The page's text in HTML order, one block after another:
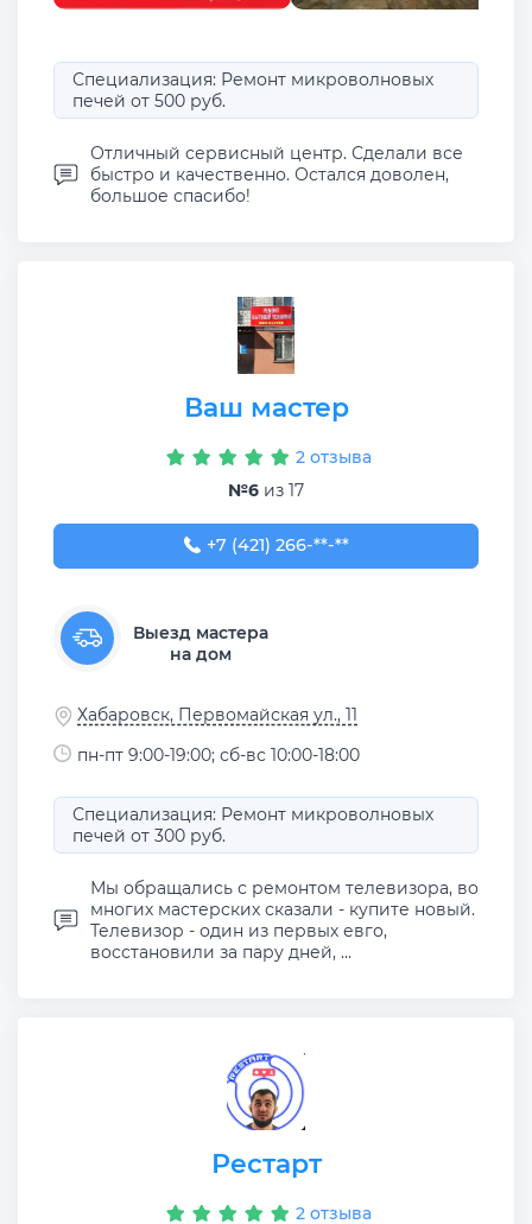
Специализация: Ремонт микроволновых
печей от 500 руб.
Отличный сервисный центр. Сделали все
быстро и качественно. Остался доволен,
большое спасибо!
Ваш мастер
2 отзыва
№6 из 17
+7 (421) 266-42-55
+7 (421) 266-**-**
Выезд мастера
на дом
Хабаровск, Первомайская ул., 11
пн-пт 9:00-19:00; сб-вс 10:00-18:00
Специализация: Ремонт микроволновых
печей от 300 руб.
Мы обращались с ремонтом телевизора, во
многих мастерских сказали - купите новый.
Телевизор - один из первых евго,
восстановили за пару дней, ...
Рестарт
2 отзыва